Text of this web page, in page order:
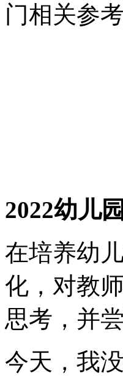
门相关参
2022幼儿
在培养幼
化，对教
思考，并
今天，我